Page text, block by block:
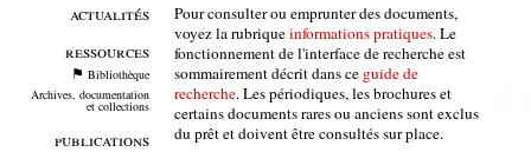
actualités
ressources
Bibliothèque
Archives, documentation
et collections
publications
Pour consulter ou emprunter des documents,
voyez la rubriqueinformations pratiques. Le
fonctionnement de l'interface de recherche est
sommairement décrit dans ce guide de
recherche. Les périodiques, les brochures et
certains documents rares ou anciens sont exclus
du prêt et doivent être consultés sur place.